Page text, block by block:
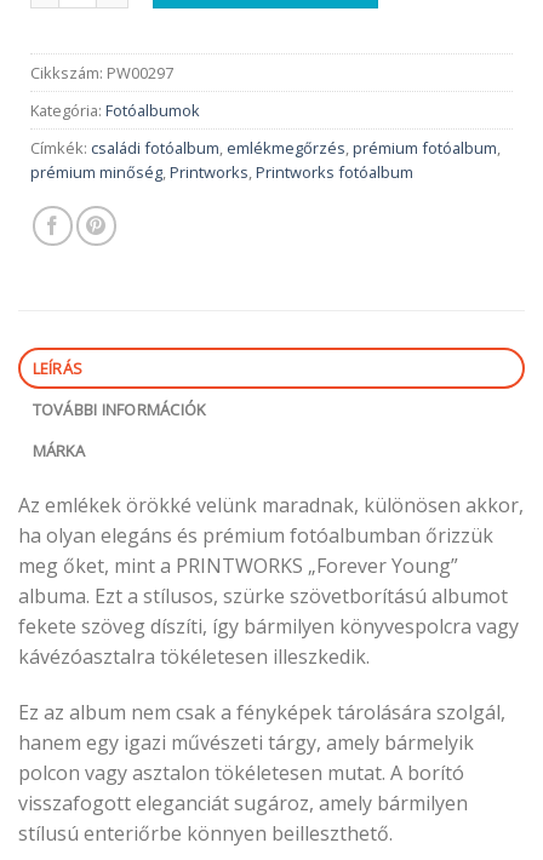
Cikkszám: PW00297
Kategória: Fotóalbumok
Címkék: családi fotóalbum, emlékmegőrzés,prémium fotóalbum,
prémium minőség,Printworks,Printworks fotóalbum
LEÍRÁS
TOVÁBBI INFORMÁCIÓK
MÁRKA
Az emlékek örökké velünk maradnak, különösen akkor,
ha olyan elegáns és prémium fotóalbumban őrizzük
meg őket, mint a PRINTWORKS „Forever Young”
albuma. Ezt a stílusos, szürke szövetborítású albumot
fekete szöveg díszíti, így bármilyen könyvespolcra vagy
kávézóasztalra tökéletesen illeszkedik.
Ez az album nem csak a fényképek tárolására szolgál,
hanem egy igazi művészeti tárgy, amely bármelyik
polcon vagy asztalon tökéletesen mutat. A borító
visszafogott eleganciát sugároz, amely bármilyen
stílusú enteriőrbe könnyen beilleszthető.